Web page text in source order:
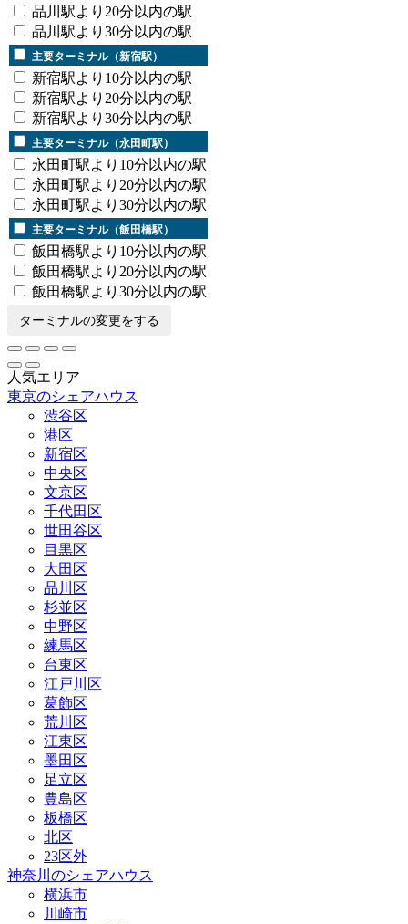
品川駅より20分以内の駅
品川駅より30分以内の駅
主要ターミナル（新宿駅）
新宿駅より10分以内の駅
新宿駅より20分以内の駅
新宿駅より30分以内の駅
主要ターミナル（永田町駅）
永田町駅より10分以内の駅
永田町駅より20分以内の駅
永田町駅より30分以内の駅
主要ターミナル（飯田橋駅）
飯田橋駅より10分以内の駅
飯田橋駅より20分以内の駅
飯田橋駅より30分以内の駅
ターミナルの変更をする
人気エリア
東京のシェアハウス
渋谷区
港区
新宿区
中央区
文京区
千代田区
世田谷区
目黒区
大田区
品川区
杉並区
中野区
練馬区
台東区
江戸川区
葛飾区
荒川区
江東区
墨田区
足立区
豊島区
板橋区
北区
23区外
神奈川のシェアハウス
横浜市
川崎市